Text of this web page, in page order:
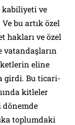
ve
bu artık özel
hakları ve özel
vatandaşların
eline
girdi. Bu ticari-
kitleler
dönemde
toplumdaki